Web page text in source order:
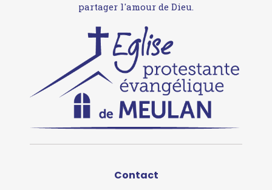
partager l'amour de Dieu.
Contact